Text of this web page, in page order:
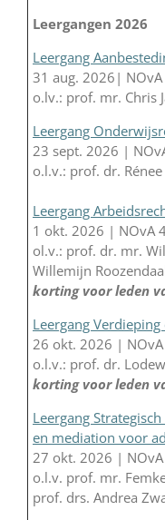
Leergangen 2026
Leergang
31 aug. 2026| NOvA
o.lv.: prof. mr. Chris
Leergang
23 sept. 2026 |
o.l.v.: prof. dr.
Leergang
1 okt. 2026 | NOvA
ol.v.: prof. dr. mr.
Willemijn
korting voor leden
Leergang
26 okt. 2026 | NOvA
o.l.v.: prof. dr.
korting voor leden
Leergang
en mediation voor
27 okt. 2026 | NOvA
o.l.v. prof. mr.
prof. drs. Andrea